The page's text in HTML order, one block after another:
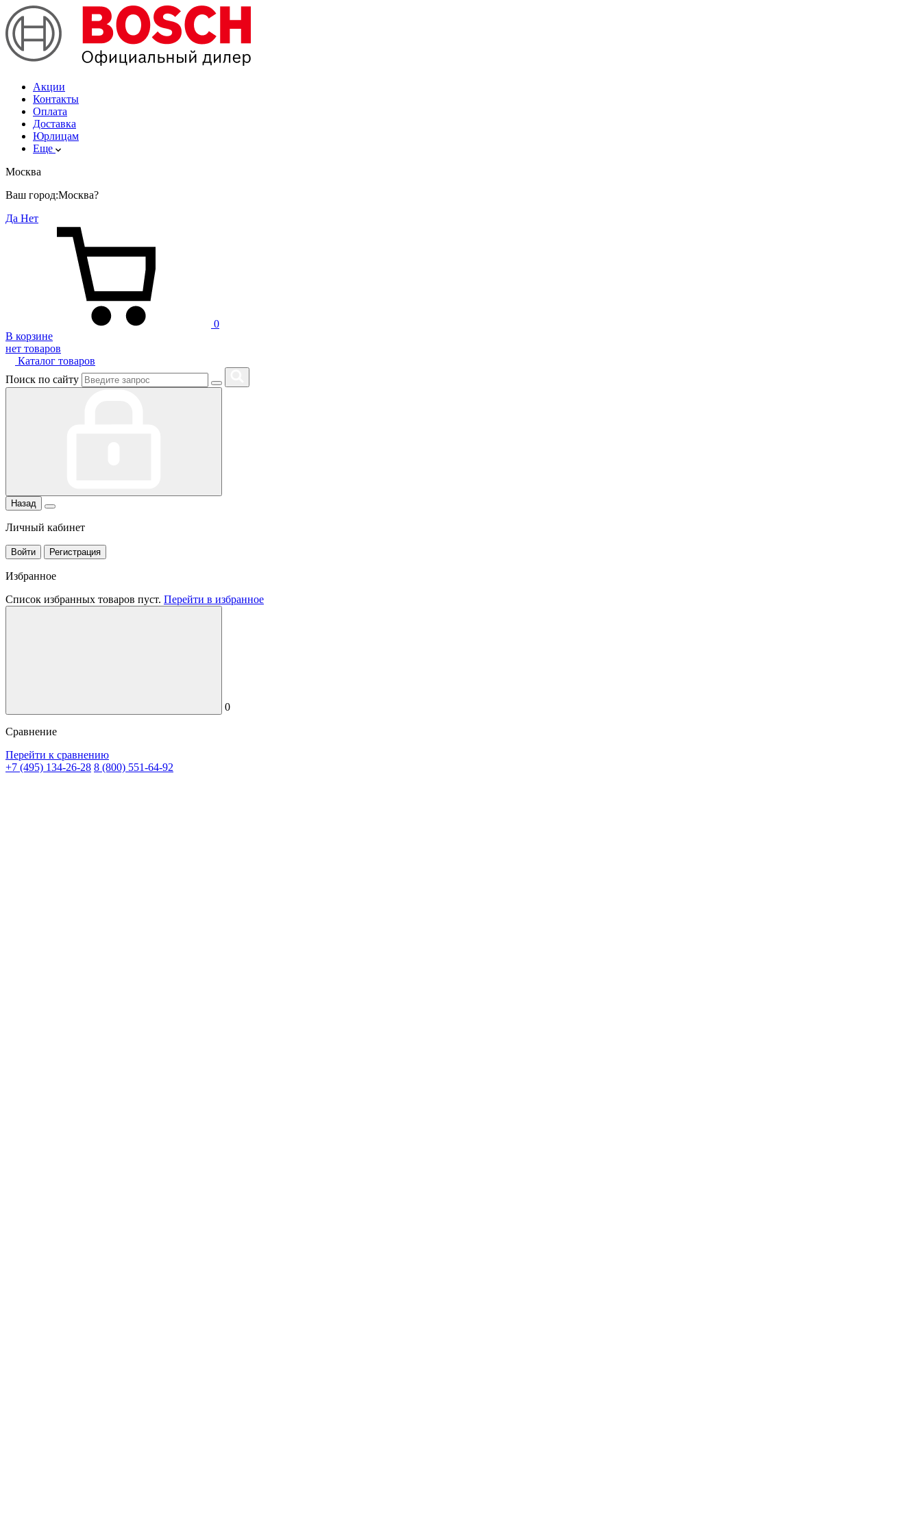
Акции
Контакты
Оплата
Доставка
Юрлицам
Еще
Москва
Ваш город:Москва?
Да Нет
0
В корзине
нет товаров
Каталог товаров
Поиск по сайту
Назад
Личный кабинет
Войти Регистрация
Избранное
Список избранных товаров пуст. Перейти в избранное
0
Сравнение
Перейти к сравнению
+7 (495) 134-26-28 8 (800) 551-64-92